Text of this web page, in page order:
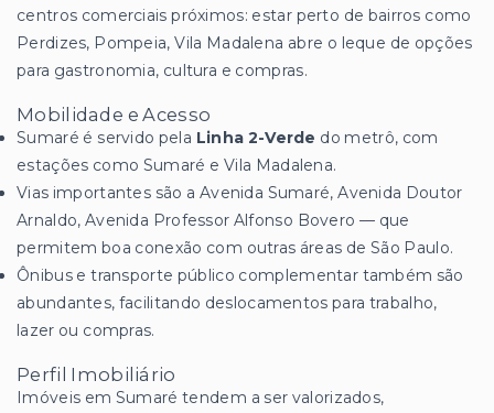
centros comerciais próximos: estar perto de bairros como
Perdizes, Pompeia, Vila Madalena abre o leque de opções
para gastronomia, cultura e compras.
Mobilidade e Acesso
Sumaré é servido pela Linha 2-Verde do metrô, com
estações como Sumaré e Vila Madalena.
Vias importantes são a Avenida Sumaré, Avenida Doutor
Arnaldo, Avenida Professor Alfonso Bovero — que
permitem boa conexão com outras áreas de São Paulo.
Ônibus e transporte público complementar também são
abundantes, facilitando deslocamentos para trabalho,
lazer ou compras.
Perfil Imobiliário
Imóveis em Sumaré tendem a ser valorizados,